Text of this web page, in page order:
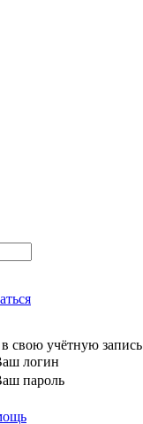
свою учётную запись
логин
пароль